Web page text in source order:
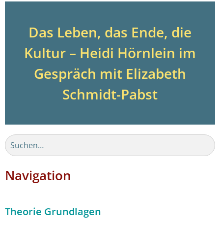
Das Leben, das Ende, die
Kultur – Heidi Hörnlein im
Gespräch mit Elizabeth
Schmidt-Pabst
Navigation
Theorie Grundlagen